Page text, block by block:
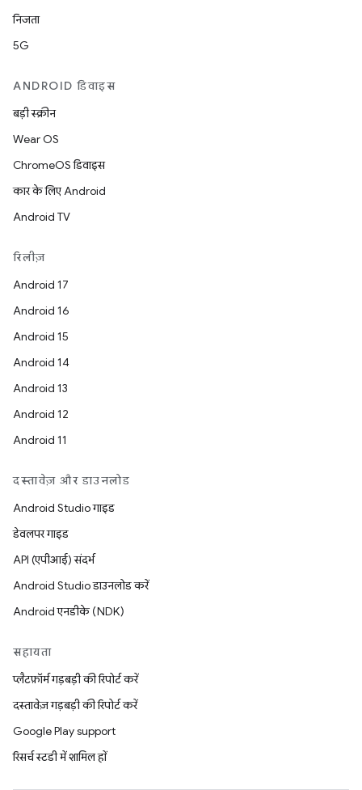
निजता
5G
ANDROID डिवाइस
बड़ी स्क्रीन
Wear OS
ChromeOS डिवाइस
कार के लिए Android
Android TV
रिलीज़
Android 17
Android 16
Android 15
Android 14
Android 13
Android 12
Android 11
दस्तावेज़ और डाउनलोड
Android Studio गाइड
डेवलपर गाइड
API (एपीआई) संदर्भ
Android Studio डाउनलोड करें
Android एनडीके (NDK)
सहायता
प्लैटफ़ॉर्म गड़बड़ी की रिपोर्ट करें
दस्तावेज़ गड़बड़ी की रिपोर्ट करें
Google Play support
रिसर्च स्टडी में शामिल हों